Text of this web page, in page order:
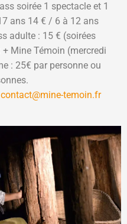
soirée 1 spectacle et 1
ans 14 € / 6 à 12 ans
adulte : 15 € (soirées
Mine Témoin (mercredi
: 25€ par personne ou
contact@mine-temoin.fr